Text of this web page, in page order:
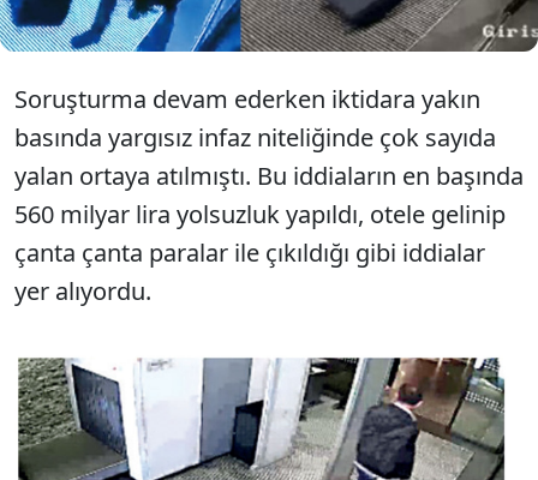
Soruşturma devam ederken iktidara yakın
basında yargısız infaz niteliğinde çok sayıda
yalan ortaya atılmıştı. Bu iddiaların en başında
560 milyar lira yolsuzluk yapıldı, otele gelinip
çanta çanta paralar ile çıkıldığı gibi iddialar
yer alıyordu.